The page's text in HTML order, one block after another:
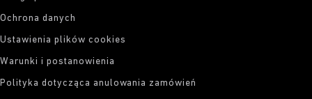
Ochrona danych
Ustawienia plików cookies
Warunki i postanowienia
Polityka dotycząca anulowania zamówień